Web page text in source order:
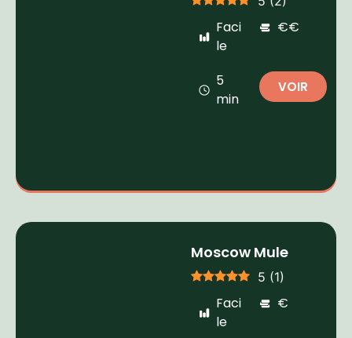
Faci
le
€€
5
min
VOIR
Moscow Mule
5 (1)
Faci
le
€